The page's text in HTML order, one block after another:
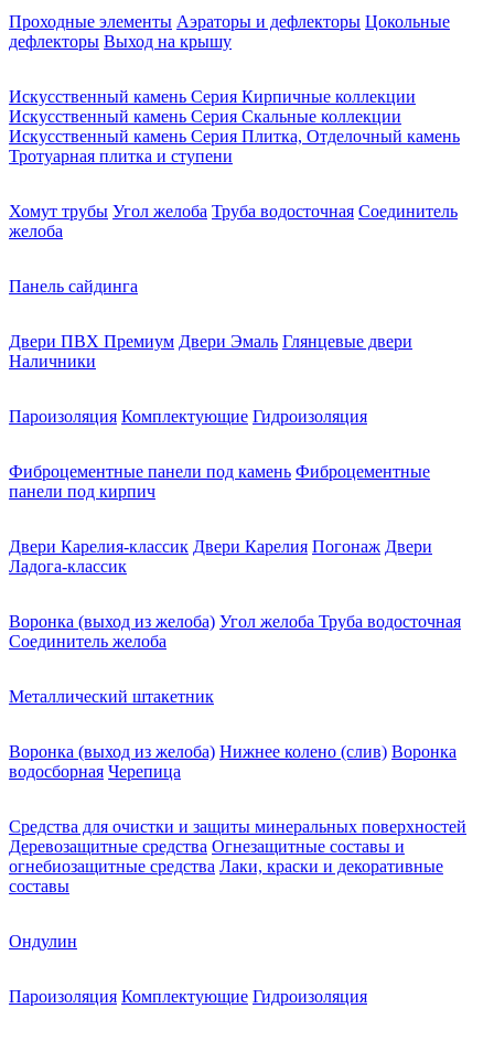
Проходные элементы Аэраторы и дефлекторы Цокольные
дефлекторы Выход на крышу
Искусственный камень Серия Кирпичные коллекции
Искусственный камень Серия Скальные коллекции
Искусственный камень Серия Плитка, Отделочный камень
Тротуарная плитка и ступени
Хомут трубы Угол желоба Труба водосточная Соединитель
желоба
Панель сайдинга
Двери ПВХ Премиум Двери Эмаль Глянцевые двери
Наличники
Пароизоляция Комплектующие Гидроизоляция
Фиброцементные панели под камень Фиброцементные
панели под кирпич
Двери Карелия-классик Двери Карелия Погонаж Двери
Ладога-классик
Воронка (выход из желоба) Угол желоба Труба водосточная
Соединитель желоба
Металлический штакетник
Воронка (выход из желоба) Нижнее колено (слив) Воронка
водосборная Черепица
Средства для очистки и защиты минеральных поверхностей
Деревозащитные средства Огнезащитные составы и
огнебиозащитные средства Лаки, краски и декоративные
составы
Ондулин
Пароизоляция Комплектующие Гидроизоляция